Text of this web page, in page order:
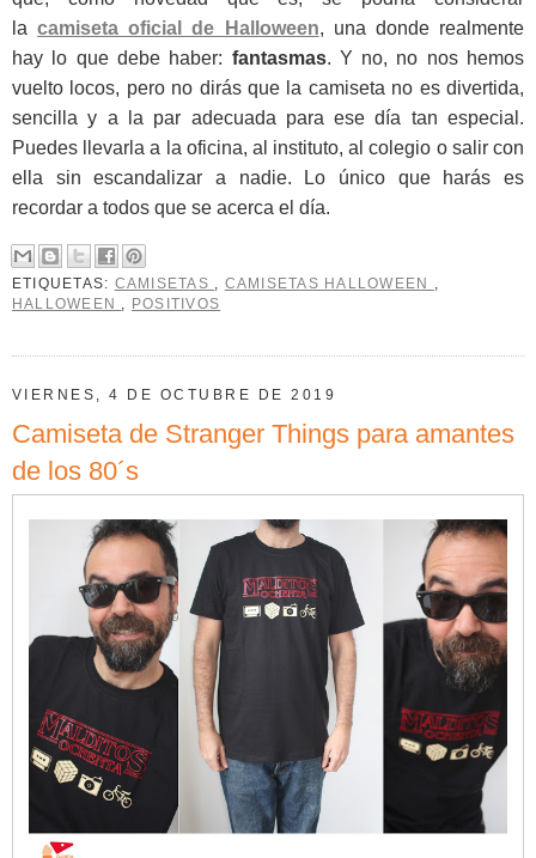
lacamiseta oficial de Halloween, una donde realmente
hay lo que debe haber: fantasmas. Y no, no nos hemos
vuelto locos, pero no dirás que la camiseta no es divertida,
sencilla y a la par adecuada para ese día tan especial.
Puedes llevarla a la oficina, al instituto, al colegio o salir con
ella sin escandalizar a nadie. Lo único que harás es
recordar a todos que se acerca el día.
ETIQUETAS: CAMISETAS , CAMISETAS HALLOWEEN ,
HALLOWEEN , POSITIVOS
VIERNES, 4 DE OCTUBRE DE 2019
Camiseta de Stranger Things para amantes
de los 80´s